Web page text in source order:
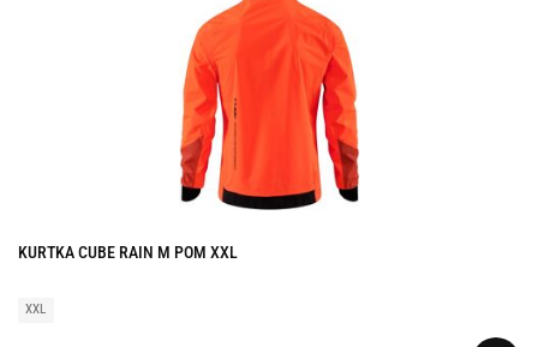
KURTKA CUBE RAIN M POM XXL
XXL